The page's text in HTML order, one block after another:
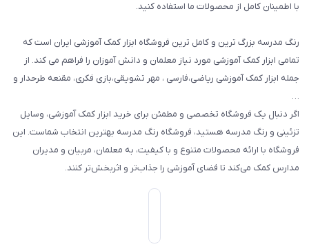
سایر محصولات
با اطمینان کامل از محصولات ما استفاده کنید.
رنگ مدرسه بزرگ ترین و کامل ترین فروشگاه ابزار کمک آموزشی ایران است که
تمامی ابزار کمک آموزشی مورد نیاز معلمان و دانش آموزان را فراهم می کند. از
جمله ابزار کمک آموزشی ریاضی،فارسی ، مهر تشویقی،بازی فکری، مقنعه طرحدار و
…
اگر دنبال یک فروشگاه تخصصی و مطمئن برای خرید ابزار کمک آموزشی، وسایل
تزئینی و رنگ مدرسه هستید، فروشگاه رنگ مدرسه بهترین انتخاب شماست. این
فروشگاه با ارائه محصولات متنوع و با کیفیت، به معلمان، مربیان و مدیران
مدارس کمک می‌کند تا فضای آموزشی را جذاب‌تر و اثربخش‌تر کنند.